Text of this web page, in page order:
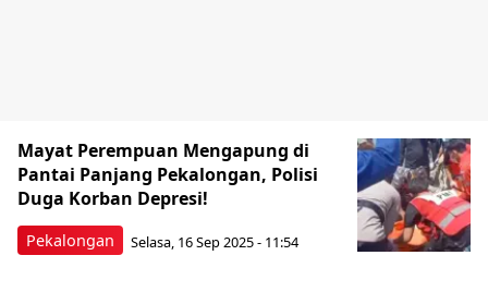
Pekalongan
Mayat Perempuan Mengapung di
Pantai Panjang Pekalongan, Polisi
Duga Korban Depresi!
Selasa, 16 Sep 2025 - 11:54